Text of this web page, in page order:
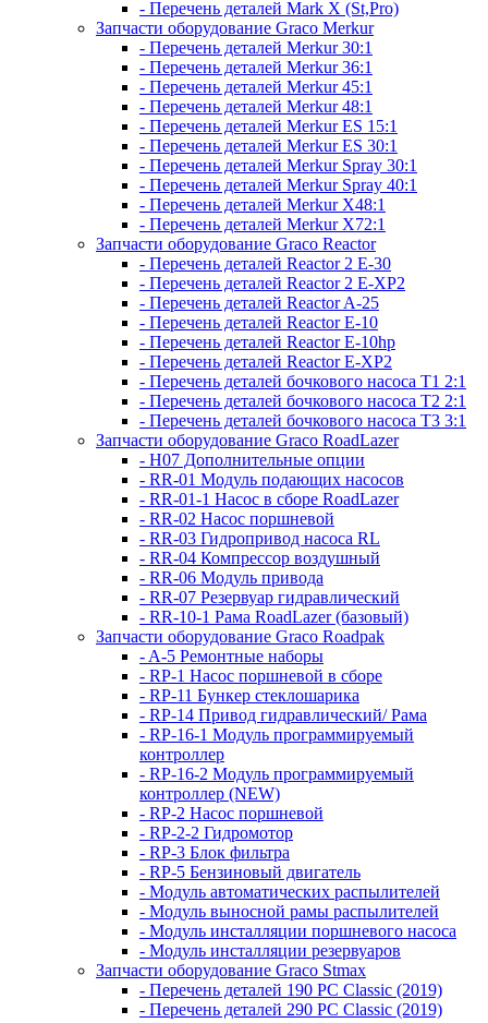
- Перечень деталей Mark X (St,Pro)
Запчасти оборудование Graco Merkur
- Перечень деталей Merkur 30:1
- Перечень деталей Merkur 36:1
- Перечень деталей Merkur 45:1
- Перечень деталей Merkur 48:1
- Перечень деталей Merkur ES 15:1
- Перечень деталей Merkur ES 30:1
- Перечень деталей Merkur Spray 30:1
- Перечень деталей Merkur Spray 40:1
- Перечень деталей Merkur X48:1
- Перечень деталей Merkur X72:1
Запчасти оборудование Graco Reactor
- Перечень деталей Reactor 2 E-30
- Перечень деталей Reactor 2 E-XP2
- Перечень деталей Reactor A-25
- Перечень деталей Reactor E-10
- Перечень деталей Reactor E-10hp
- Перечень деталей Reactor E-XP2
- Перечень деталей бочкового насоса T1 2:1
- Перечень деталей бочкового насоса T2 2:1
- Перечень деталей бочкового насоса T3 3:1
Запчасти оборудование Graco RoadLazer
- H07 Дополнительные опции
- RR-01 Модуль подающих насосов
- RR-01-1 Насос в сборе RoadLazer
- RR-02 Насос поршневой
- RR-03 Гидропривод насоса RL
- RR-04 Компрессор воздушный
- RR-06 Модуль привода
- RR-07 Резервуар гидравлический
- RR-10-1 Рама RoadLazer (базовый)
Запчасти оборудование Graco Roadpak
- A-5 Ремонтные наборы
- RP-1 Насос поршневой в сборе
- RP-11 Бункер стеклошарика
- RP-14 Привод гидравлический/ Рама
- RP-16-1 Модуль программируемый
контроллер
- RP-16-2 Модуль программируемый
контроллер (NEW)
- RP-2 Насос поршневой
- RP-2-2 Гидромотор
- RP-3 Блок фильтра
- RP-5 Бензиновый двигатель
- Модуль автоматических распылителей
- Модуль выносной рамы распылителей
- Модуль инсталляции поршневого насоса
- Модуль инсталляции резервуаров
Запчасти оборудование Graco Stmax
- Перечень деталей 190 PC Classic (2019)
- Перечень деталей 290 PC Classic (2019)